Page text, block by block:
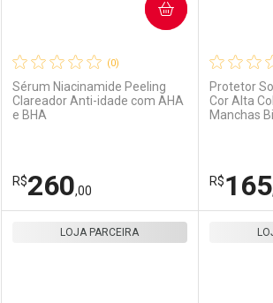
Comprar sem Desconto
Por R$ 169,00/cada
Por R$ 169,00/cada
Por R$
Por R$
(0)
Sérum Niacinamide Peeling
Clareador Anti-idade com AHA
e BHA
R$260,00
COMPRAR
Protetor
Cor Alta
Manchas
R$165
LOJA PARCEIRA